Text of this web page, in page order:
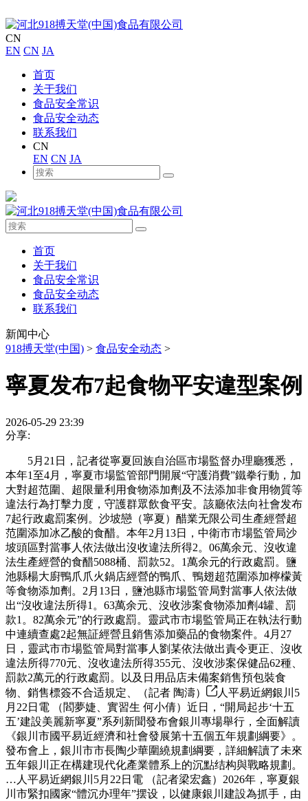
CN
EN CN JA
首页
关于我们
食品安全常识
食品安全动态
联系我们
CN
EN CN JA
首页
关于我们
食品安全常识
食品安全动态
联系我们
新闻中心
918搏天堂(中国) > 食品安全动态 >
寧夏发布7起食物平安違型案例
2026-05-29 23:39
分享:
5月21日，記者從寧夏回族自治區市場監督办理廳獲悉，
本年1至4月，寧夏市場監管部門開展“守護消費”鐵拳行動，加
大對超范圍、超限量利用食物添加劑及不法添加非食用物質等
違法行為打擊力度，守護群眾飲食平安。該廳依法向社會发布
7起行政處罰案例。沙坡戀（寧夏）醋業无限公司生產經營超
范圍添加冰乙酸的食醋。本年2月13日，中衛市市場監管局沙
坡頭區對當事人依法做出沒收違法所得2。06萬余元、沒收違
法生產經營的食醋5088桶、罰款52。1萬余元的行政處罰。鹽
池縣楊大廚鴨爪爪火鍋店經營的鴨爪、鴨翅超范圍添加檸檬黃
等食物添加劑。2月13日，鹽池縣市場監管局對當事人依法做
出“沒收違法所得1。63萬余元、沒收涉案食物添加劑4罐、罰
款1。82萬余元”的行政處罰。靈武市市場監管局正在執法行動
中連續查處2起無証經營且銷售添加藥品的食物案件。4月27
日，靈武市市場監管局對當事人劉某依法做出責令更正、沒收
違法所得770元、沒收違法所得355元、沒收涉案保健品62種、
罰款2萬元的行政處罰。以及日用品店未備案銷售預包裝食
物、銷售標簽不合适規定、（記者 陶濤）
人平易近網銀川5
月22日電 （閻夢婕、實習生 何小倩）近日，“開局起步‘十五
五’建設美麗新寧夏”系列新聞發布會銀川專場舉行，全面解讀
《銀川市國平易近經濟和社會發展第十五個五年規劃綱要》。
發布會上，銀川市市長陶少華圍繞規劃綱要，詳細解讀了未來
五年銀川正在構建現代化產業體系上的沉點结构與戰略規劃。
…人平易近網銀川5月22日電 （記者梁宏鑫）2026年，寧夏銀
川市緊扣國家“體沉办理年”摆设，以健康銀川建設為抓手，由